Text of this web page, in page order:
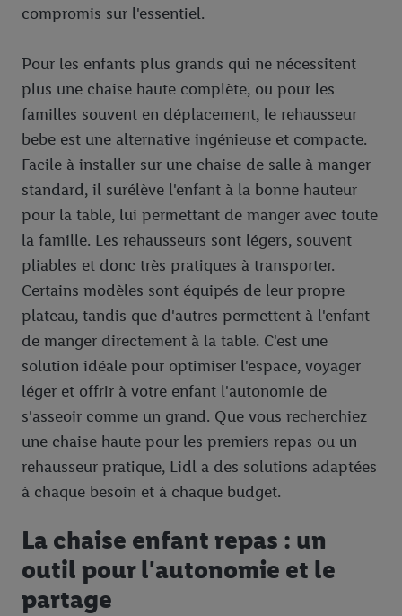
compromis sur l'essentiel.
Pour les enfants plus grands qui ne nécessitent
plus une chaise haute complète, ou pour les
familles souvent en déplacement, le rehausseur
bebe est une alternative ingénieuse et compacte.
Facile à installer sur une chaise de salle à manger
standard, il surélève l'enfant à la bonne hauteur
pour la table, lui permettant de manger avec toute
la famille. Les rehausseurs sont légers, souvent
pliables et donc très pratiques à transporter.
Certains modèles sont équipés de leur propre
plateau, tandis que d'autres permettent à l'enfant
de manger directement à la table. C'est une
solution idéale pour optimiser l'espace, voyager
léger et offrir à votre enfant l'autonomie de
s'asseoir comme un grand. Que vous recherchiez
une chaise haute pour les premiers repas ou un
rehausseur pratique, Lidl a des solutions adaptées
à chaque besoin et à chaque budget.
La chaise enfant repas : un
outil pour l'autonomie et le
partage